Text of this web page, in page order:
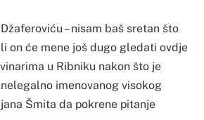
– nisam baš sretan što
on će mene još dugo gledati ovdje
u Ribniku nakon što je
imenovanog visokog
Šmita da pokrene pitanje